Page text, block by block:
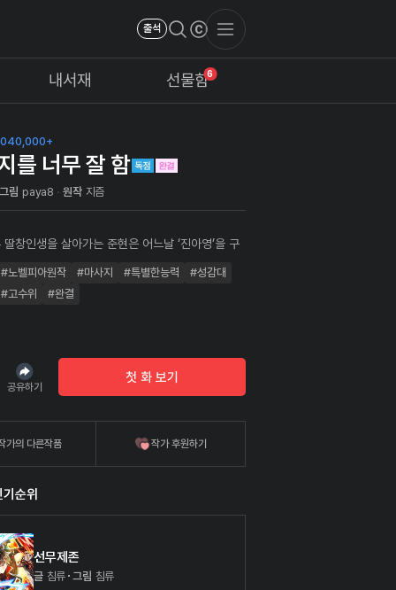
출석
내서재 6
선물함
를 너무 잘 함
그림 paya8 원작 지즘
딸창인생을 살아가는 준현은 어느날 ‘진아영’을 구
성 전용 에스테틱 샵을 소개해주고... 준현은 자신
가 여자를 흥분시킨다는 것을 알게 되는데?
#노벨피아원작 #마사지 #특별한능력
#성감대
#고수위
#완결
공유하기
첫 화 보기
가의 다른작품 작가 후원하기
순위
선무제존
글 침류 그림 침류